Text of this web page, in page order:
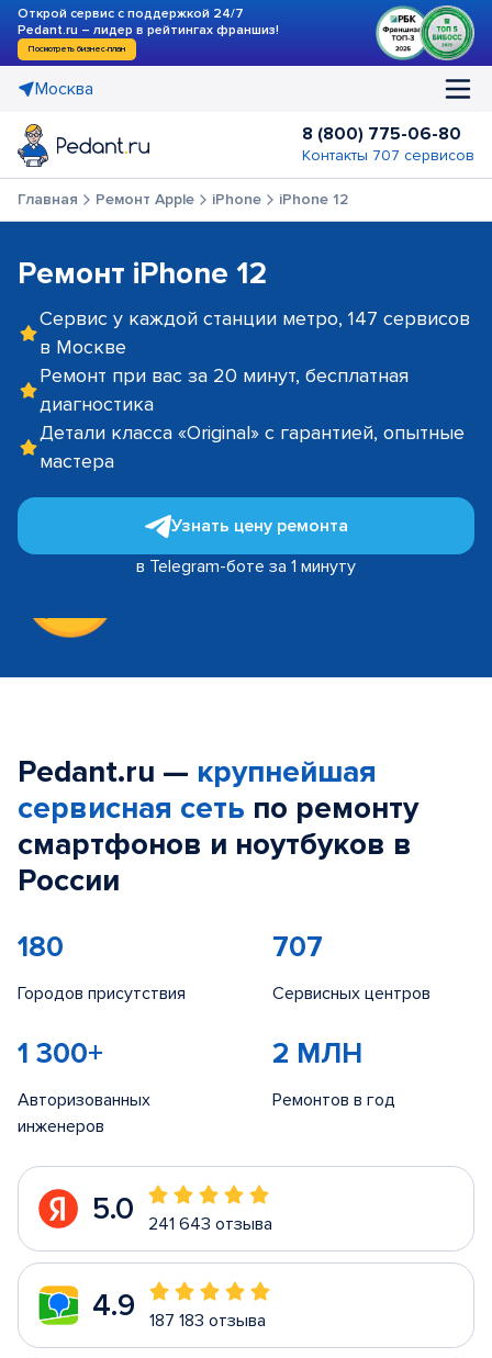
Открой сервис с поддержкой 24/7
Pedant.ru – лидер в рейтингах франшиз!
Посмотреть бизнес-план
Москва
8 (800) 775-06-80
Контакты 707 сервисов
Главная Ремонт Apple iPhone iPhone 12
Ремонт iPhone 12
Сервис у каждой станции метро, 147 сервисов
в Москве
Ремонт при вас за 20 минут, бесплатная
диагностика
Детали класса «Original» с гарантией, опытные
мастера
Узнать цену ремонта
в Telegram-боте за 1 минуту
Pedant.ru — крупнейшая
сервисная сеть по ремонту
смартфонов и ноутбуков в
России
180
Городов присутствия
707
Сервисных центров
1 300+
Авторизованных
инженеров
2 МЛН
Ремонтов в год
5.0 241 643 отзыва
4.9 187 183 отзыва